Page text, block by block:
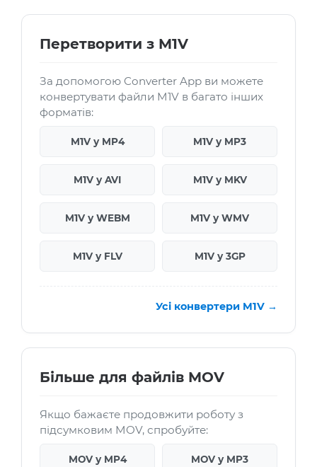
Перетворити з M1V
За допомогою Converter App ви можете
конвертувати файли M1V в багато інших
форматів:
M1V у MP4 M1V у MP3
M1V у AVI M1V у MKV
M1V у WEBM M1V у WMV
M1V у FLV M1V у 3GP
Усі конвертери M1V →
Більше для файлів MOV
Якщо бажаєте продовжити роботу з
підсумковим MOV, спробуйте:
MOV у MP4 MOV у MP3